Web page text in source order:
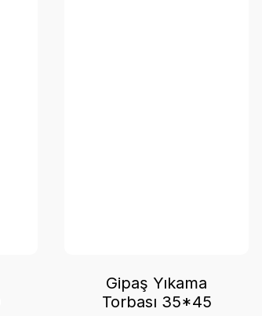
Gipaş Yıkama
Torbası 35*45